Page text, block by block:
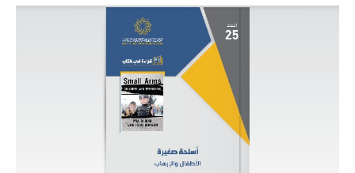
ليبيا | إنطلاق
تدريبات
فلينتلوك
2026 الدولية
بمشاركة
جيوش وقادة
من 30 دولة
بمدينة سرت
الليبية.
في خطوة